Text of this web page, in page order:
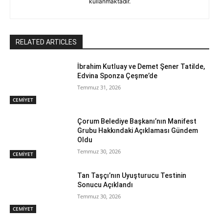
RELATED ARTICLES
CEMİYET
İbrahim Kutluay ve Demet Şener Tatilde,
Edvina Sponza Çeşme’de
Temmuz 31, 2026
CEMİYET
Çorum Belediye Başkanı’nın Manifest
Grubu Hakkındaki Açıklaması Gündem
Oldu
Temmuz 30, 2026
CEMİYET
Tan Taşçı’nın Uyuşturucu Testinin
Sonucu Açıklandı
Temmuz 30, 2026